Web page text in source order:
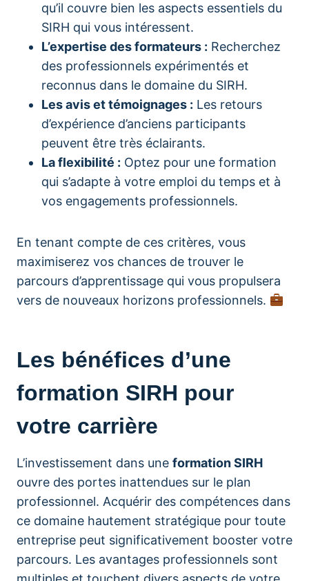
qu’il couvre bien les aspects essentiels du
SIRH qui vous intéressent.
L’expertise des formateurs : Recherchez
des professionnels expérimentés et
reconnus dans le domaine du SIRH.
Les avis et témoignages : Les retours
d’expérience d’anciens participants
peuvent être très éclairants.
La flexibilité : Optez pour une formation
qui s’adapte à votre emploi du temps et à
vos engagements professionnels.
En tenant compte de ces critères, vous
maximiserez vos chances de trouver le
parcours d’apprentissage qui vous propulsera
vers de nouveaux horizons professionnels.
Les bénéfices d’une
formation SIRH pour
votre carrière
L’investissement dans une formation SIRH
ouvre des portes inattendues sur le plan
professionnel. Acquérir des compétences dans
ce domaine hautement stratégique pour toute
entreprise peut significativement booster votre
parcours. Les avantages professionnels sont